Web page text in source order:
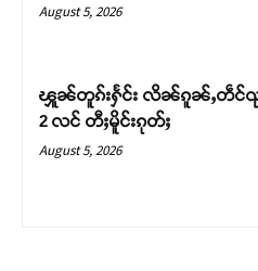
August 5, 2026
ၾူၼ်တူၵ်းႁႅင်း လိၼ်ၵူၼ်ႇတဵင်ၺ
2 လင် တီႈမိူင်းၵုတ်ႈ
August 5, 2026